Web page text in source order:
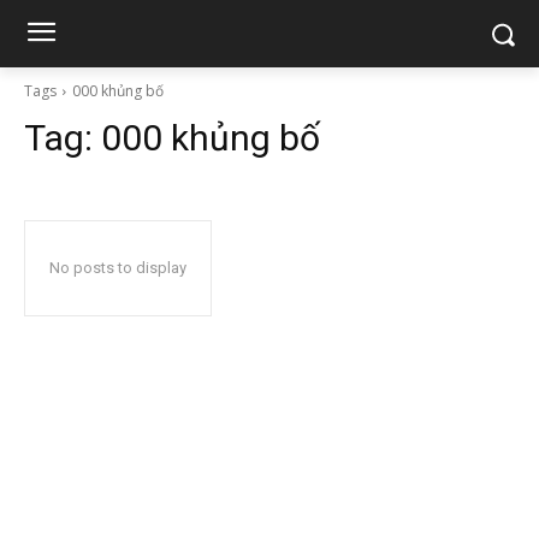
Tags 000 khủng bố
Tag: 000 khủng bố
No posts to display